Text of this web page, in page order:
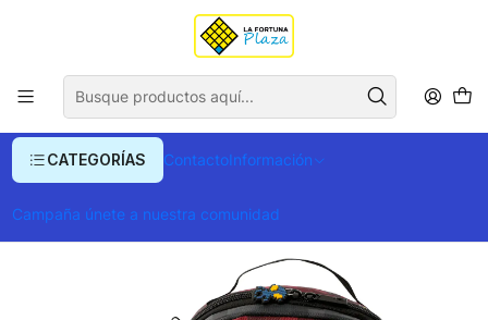
CATEGORÍAS ContactoInformación
Campaña únete a nuestra comunidad
Envío gratis para compras superiores a $ 400.000
Lonchera Totto Digibot M